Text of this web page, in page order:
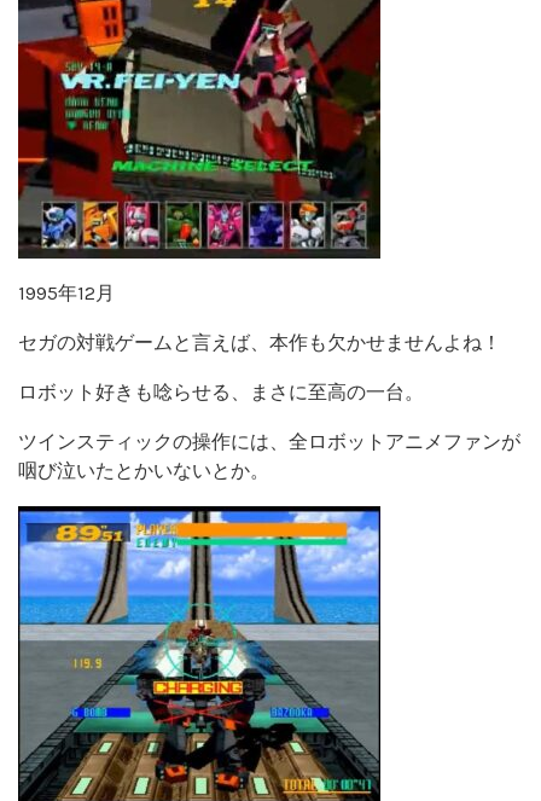
1995年12月
セガの対戦ゲームと言えば、本作も欠かせませんよね！
ロボット好きも唸らせる、まさに至高の一台。
ツインスティックの操作には、全ロボットアニメファンが
咽び泣いたとかいないとか。